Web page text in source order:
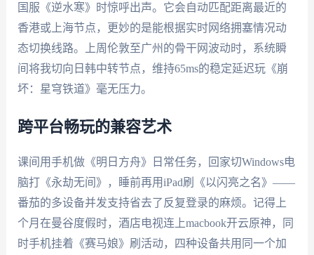
国服《逆水寒》时惊呼出声。它会自动匹配距离最近的
香港或上海节点，更妙的是能根据实时网络拥塞情况动
态切换线路。上周伦敦至广州的骨干网波动时，系统瞬
间将我切向日韩中转节点，维持65ms的稳定延迟玩《崩
坏：星穹铁道》毫无压力。
跨平台畅玩的兼容艺术
课间用手机做《明日方舟》日常任务，回家切Windows电
脑打《永劫无间》，睡前再用iPad刷《以闪亮之名》——
番茄的多设备并发支持省去了反复登录的麻烦。记得上
个月在曼谷度假时，酒店电视连上macbook开云原神，同
时手机挂着《赛马娘》刷活动，四种设备共用同一个加